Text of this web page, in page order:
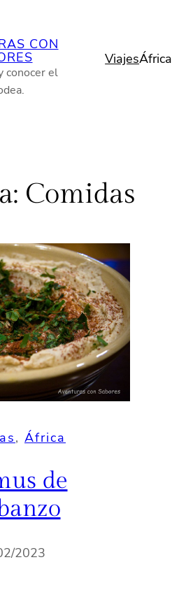
CON
conocer el
ViajesÁfrica
Comidas
, África
de
2023